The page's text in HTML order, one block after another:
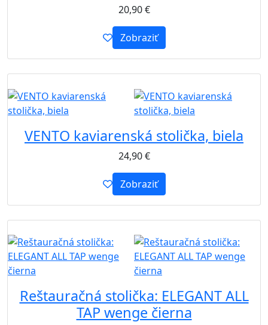
20,90€
Zobraziť
VENTO kaviarenská stolička, biela
24,90€
Zobraziť
Reštauračná stolička: ELEGANT ALL
TAP wenge čierna